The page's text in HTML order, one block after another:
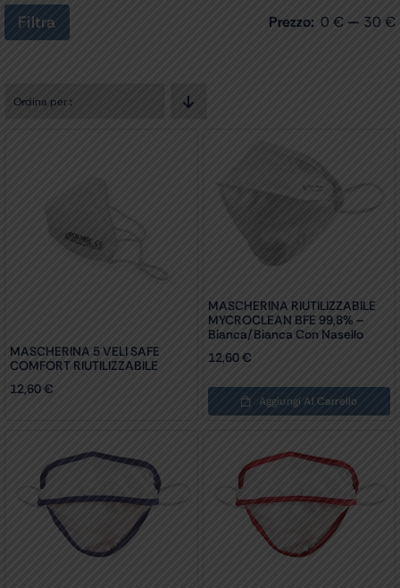
Prezzo
Min
Prezzo
Max
Filtra Prezzo: 0 € — 30 €
Ordina per:
MASCHERINA 5 VELI SAFE
COMFORT RIUTILIZZABILE
12,60€
MASCHERINA RIUTILIZZABILE
MYCROCLEAN BFE 99,8% –
Bianca/bianca Con Nasello
12,60€
Aggiungi Al Carrello